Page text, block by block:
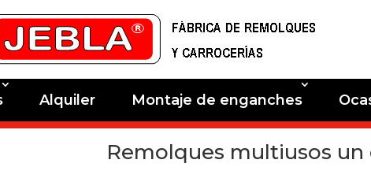
Alquiler Montaje de enganches
Remolques multiusos un